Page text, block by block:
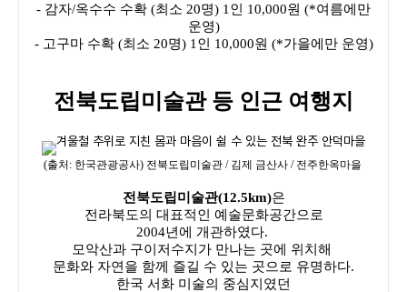
- 감자/옥수수 수확 (최소 20명) 1인 10,000원 (*여름에만
운영)
- 고구마 수확 (최소 20명) 1인 10,000원 (*가을에만 운영)
전북도립미술관 등 인근 여행지
(출처: 한국관광공사) 전북도립미술관 / 김제 금산사 / 전주한옥마을
전북도립미술관(12.5km)은
전라북도의 대표적인 예술문화공간으로
2004년에 개관하였다.
모악산과 구이저수지가 만나는 곳에 위치해
문화와 자연을 함께 즐길 수 있는 곳으로 유명하다.
한국 서화 미술의 중심지였던